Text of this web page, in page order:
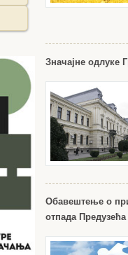
Значајне одлуке
Обавештење о
отпада